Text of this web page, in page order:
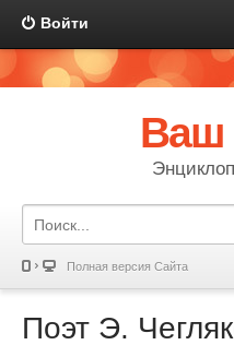
Войти
Ваш
Полная версия Сайта
Поэт Э.